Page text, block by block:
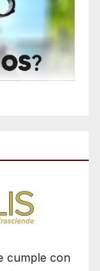
cumple con